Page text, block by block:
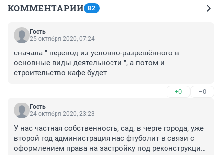
КОММЕНТАРИИ 82
Гость
25 октября 2020, 07:24
сначала " перевод из условно-разрешённого в
основные виды деятельности ", а потом и
строительство кафе будет
+0 –0
Гость
24 октября 2020, 23:23
У нас частная собственность, сад, в черте города, уже
второй год администрация нас фтуболит в связи с
оформлением права на застройку под реконструкцию